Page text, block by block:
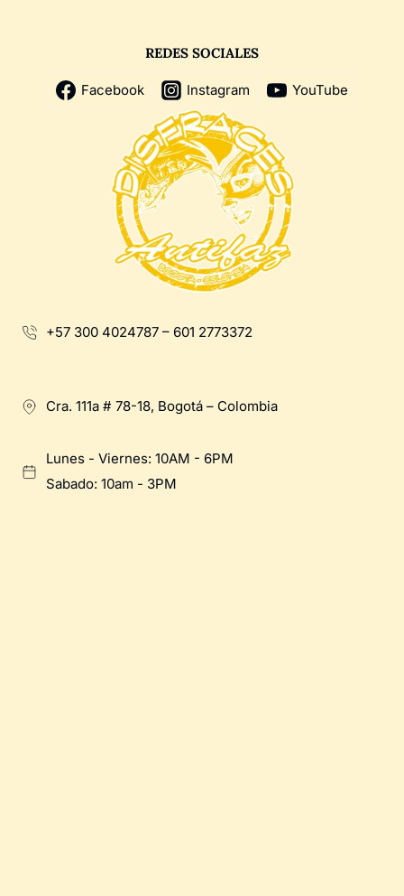
REDES SOCIALES
Facebook Instagram YouTube
+57 300 4024787 – 601 2773372
Cra. 111a # 78-18, Bogotá – Colombia
Lunes - Viernes: 10AM - 6PM
Sabado: 10am - 3PM